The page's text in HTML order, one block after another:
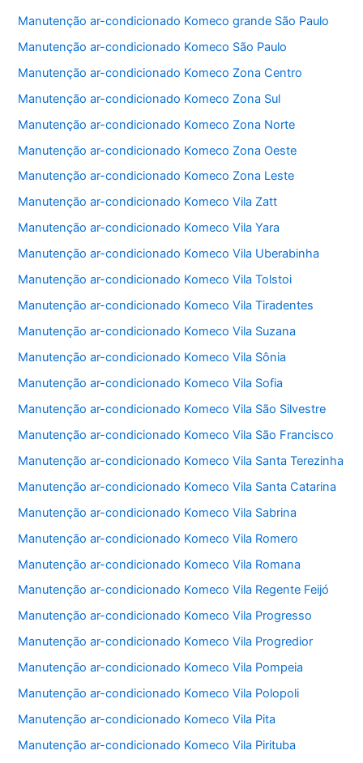
b
o
o
k
A
p
p
Manutenção ar-condicionado Komeco grande São Paulo
Manutenção ar-condicionado Komeco São Paulo
Manutenção ar-condicionado Komeco Zona Centro
Manutenção ar-condicionado Komeco Zona Sul
Manutenção ar-condicionado Komeco Zona Norte
Manutenção ar-condicionado Komeco Zona Oeste
Manutenção ar-condicionado Komeco Zona Leste
Manutenção ar-condicionado Komeco Vila Zatt
Manutenção ar-condicionado Komeco Vila Yara
Manutenção ar-condicionado Komeco Vila Uberabinha
Manutenção ar-condicionado Komeco Vila Tolstoi
Manutenção ar-condicionado Komeco Vila Tiradentes
Manutenção ar-condicionado Komeco Vila Suzana
Manutenção ar-condicionado Komeco Vila Sônia
Manutenção ar-condicionado Komeco Vila Sofia
Manutenção ar-condicionado Komeco Vila São Silvestre
Manutenção ar-condicionado Komeco Vila São Francisco
Manutenção ar-condicionado Komeco Vila Santa Terezinha
Manutenção ar-condicionado Komeco Vila Santa Catarina
Manutenção ar-condicionado Komeco Vila Sabrina
Manutenção ar-condicionado Komeco Vila Romero
Manutenção ar-condicionado Komeco Vila Romana
Manutenção ar-condicionado Komeco Vila Regente Feijó
Manutenção ar-condicionado Komeco Vila Progresso
Manutenção ar-condicionado Komeco Vila Progredior
Manutenção ar-condicionado Komeco Vila Pompeia
Manutenção ar-condicionado Komeco Vila Polopoli
Manutenção ar-condicionado Komeco Vila Pita
Manutenção ar-condicionado Komeco Vila Pirituba